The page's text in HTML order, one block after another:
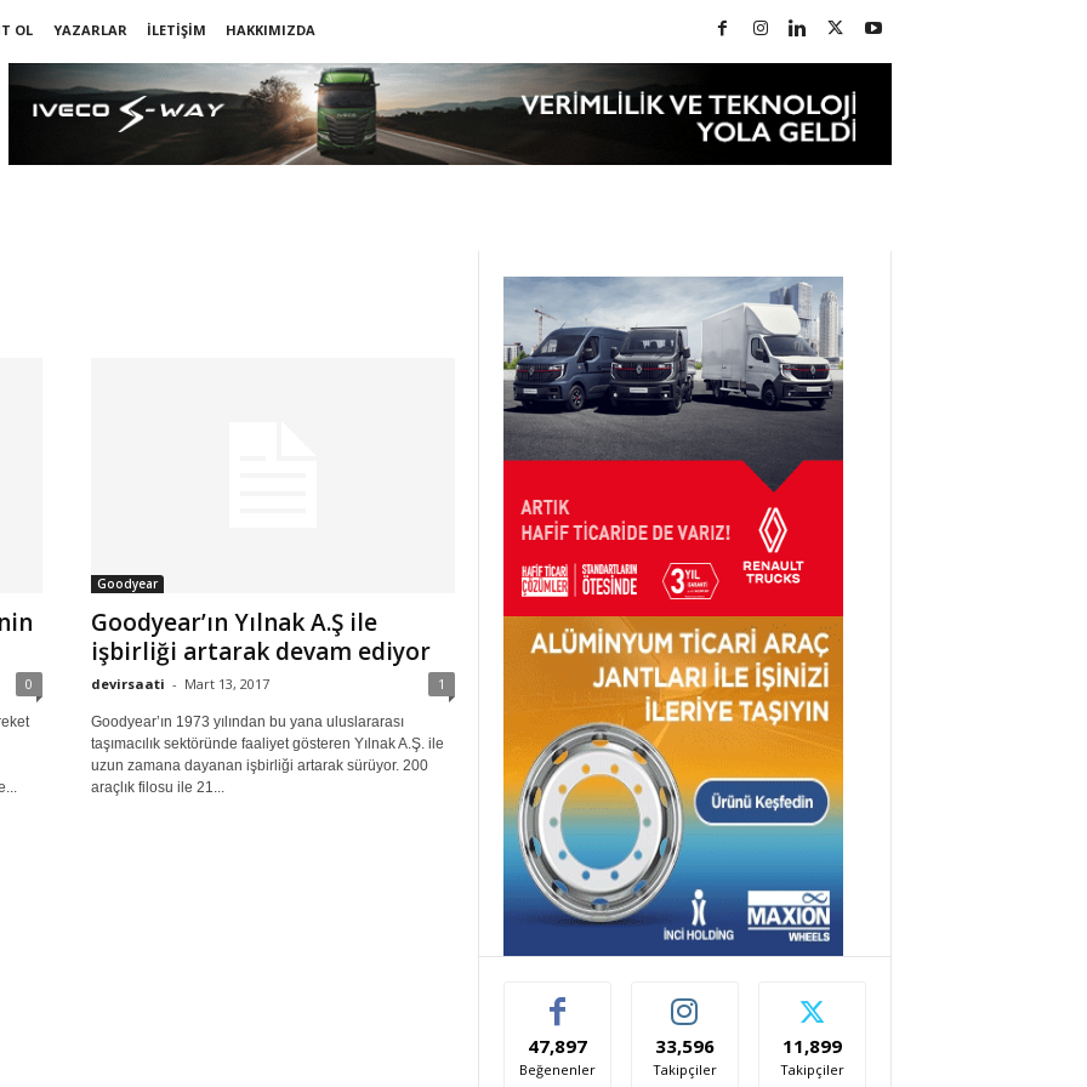
OL YAZARLAR İLETIŞIM
HAKKIMIZDA
0
Goodyear
Goodyear’ın Yılnak A.Ş ile
işbirliği artarak devam ediyor
devirsaati - Mart 13, 2017 1
Goodyear’ın 1973 yılından bu yana uluslararası
taşımacılık sektöründe faaliyet gösteren Yılnak A.Ş. ile
uzun zamana dayanan işbirliği artarak sürüyor. 200
araçlık filosu ile 21...
47,897
Beğenenler
33,596
Takipçiler
11,899
Takipçiler